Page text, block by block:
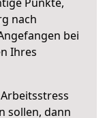
nach
bei
Ihres
sollen, dann